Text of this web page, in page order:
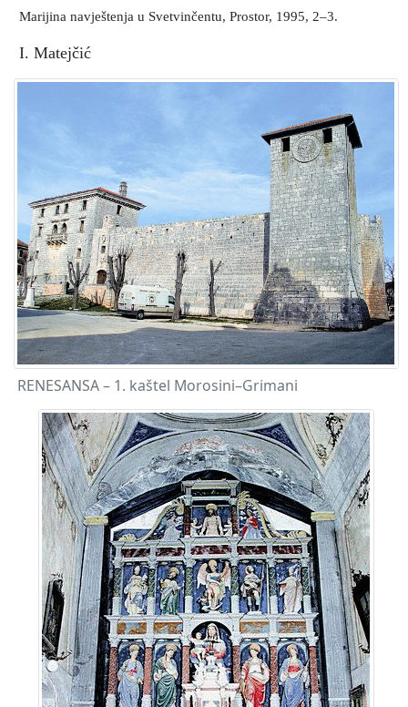
Marijina navještenja u Svetvinčentu, Prostor, 1995, 2–3.
I. Matejčić
RENESANSA – 1. kaštel Morosini–Grimani